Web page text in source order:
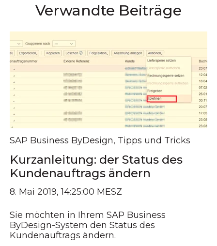
Verwandte Beiträge
SAP Business ByDesign, Tipps und Tricks
Kurzanleitung: der Status des
Kundenauftrags ändern
8. Mai 2019, 14:25:00 MESZ
Sie möchten in Ihrem SAP Business
ByDesign-System den Status des
Kundenauftrags ändern.